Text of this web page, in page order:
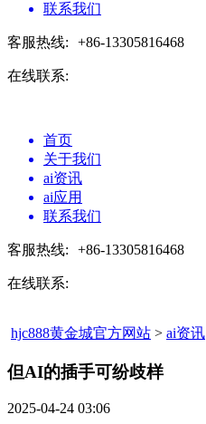
联系我们
客服热线: +86-13305816468
在线联系:
首页
关于我们
ai资讯
ai应用
联系我们
客服热线: +86-13305816468
在线联系:
hjc888黄金城官方网站 > ai资讯
但AI的插手可纷歧样​
2025-04-24 03:06